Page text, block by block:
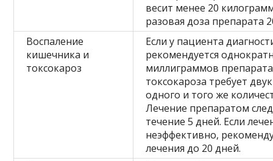
весит менее 20
разовая доза препарата
Воспаление
кишечника и
токсокароз
Если у пациента
рекомендуется
миллиграммов
токсокароза требует
одного и того же
Лечение препаратом
течение 5 дней. Если
неэффективно,
лечения до 20 дней.